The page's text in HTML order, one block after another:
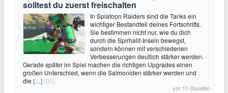
solltest du zuerst freischalten
In Splatoon Raiders sind die Tanks ein
wichtiger Bestandteil deines Fortschritts.
Sie bestimmen nicht nur, wie du dich
durch die Spirhalit-Inseln bewegst,
sondern können mit verschiedenen
Verbesserungen deutlich stärker werden.
Gerade später im Spiel machen die richtigen Upgrades einen
großen Unterschied, wenn die Salmoniden stärker werden und
die […] (00)
vor 11 Stunden